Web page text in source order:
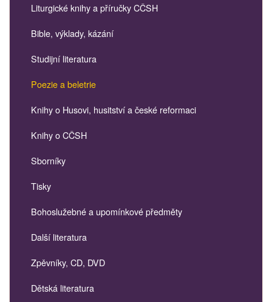
Liturgické knihy a příručky CČSH
Bible, výklady, kázání
Studijní literatura
Poezie a beletrie
Knihy o Husovi, husitství a české reformaci
Knihy o CČSH
Sborníky
Tisky
Bohoslužebné a upomínkové předměty
Další literatura
Zpěvníky, CD, DVD
Dětská literatura